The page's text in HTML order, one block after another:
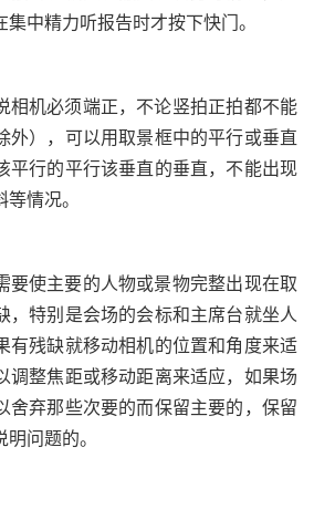
中精力听报告时才按下快门。
相机必须端正，不论竖拍正拍都不能
外），可以用取景框中的平行或垂直
平行的平行该垂直的垂直，不能出现
情况。
要使主要的人物或景物完整出现在取
，特别是会场的会标和主席台就坐人
有残缺就移动相机的位置和角度来适
调整焦距或移动距离来适应，如果场
舍弃那些次要的而保留主要的，保留
问题的。